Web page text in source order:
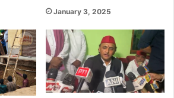
January 3, 2025